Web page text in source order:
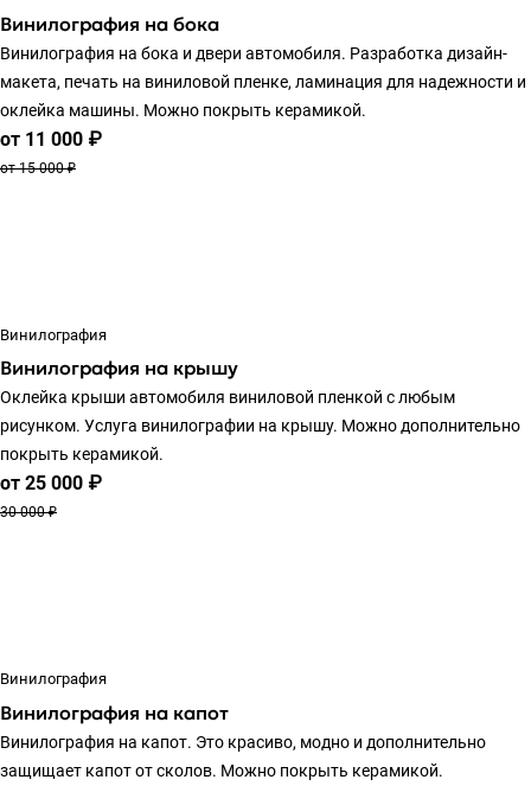
Винилография на бока
Винилография на бока и двери автомобиля. Разработка дизайн-
макета, печать на виниловой пленке, ламинация для надежности и
оклейка машины. Можно покрыть керамикой.
от 11 000 ₽
от 15 000 ₽
Винилография
Винилография на крышу
Оклейка крыши автомобиля виниловой пленкой с любым
рисунком. Услуга винилографии на крышу. Можно дополнительно
покрыть керамикой.
от 25 000 ₽
30 000 ₽
Винилография
Винилография на капот
Винилография на капот. Это красиво, модно и дополнительно
защищает капот от сколов. Можно покрыть керамикой.